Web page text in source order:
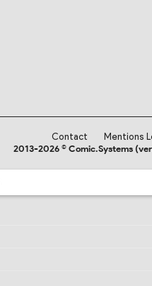
Contact
Mentions
2013-2026 © Comic.Systems